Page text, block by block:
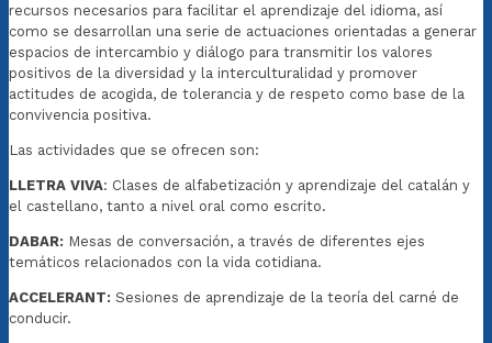
recursos necesarios para facilitar el aprendizaje del idioma, así
como se desarrollan una serie de actuaciones orientadas a generar
espacios de intercambio y diálogo para transmitir los valores
positivos de la diversidad y la interculturalidad y promover
actitudes de acogida, de tolerancia y de respeto como base de la
convivencia positiva.
Las actividades que se ofrecen son:
LLETRA VIVA: Clases de alfabetización y aprendizaje del catalán y
el castellano, tanto a nivel oral como escrito.
DABAR: Mesas de conversación, a través de diferentes ejes
temáticos relacionados con la vida cotidiana.
ACCELERANT: Sesiones de aprendizaje de la teoría del carné de
conducir.